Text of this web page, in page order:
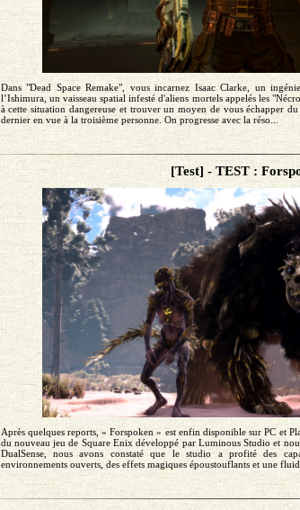
Dans "Dead Space Remake", vous incarnez Isaac Clarke, un
l’Ishimura, un vaisseau spatial infesté d'aliens mortels appelés les
à cette situation dangereuse et trouver un moyen de vous échapper
dernier en vue à la troisième personne. On progresse avec la réso...
[Test] - TEST :
Après quelques reports, « Forspoken » est enfin disponible sur PC et
du nouveau jeu de Square Enix développé par Luminous Studio et
DualSense, nous avons constaté que le studio a profité des
environnements ouverts, des effets magiques époustouflants et une